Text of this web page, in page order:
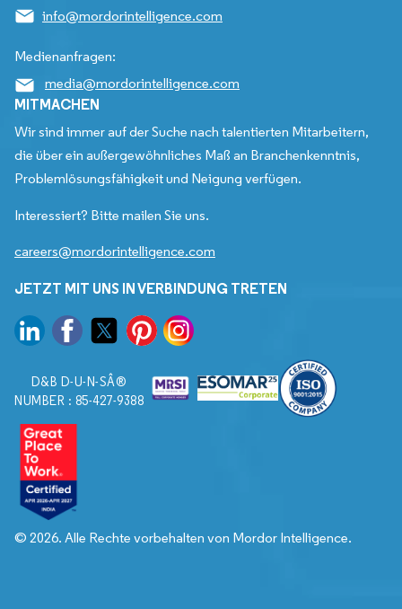
info@mordorintelligence.com
Medienanfragen:
media@mordorintelligence.com
MITMACHEN
Wir sind immer auf der Suche nach talentierten Mitarbeitern,
die über ein außergewöhnliches Maß an Branchenkenntnis,
Problemlösungsfähigkeit und Neigung verfügen.
Interessiert? Bitte mailen Sie uns.
careers@mordorintelligence.com
JETZT MIT UNS IN VERBINDUNG TRETEN
D&B D-U-N-SÂ®
NUMBER : 85-427-9388
© 2026. Alle Rechte vorbehalten von Mordor Intelligence.